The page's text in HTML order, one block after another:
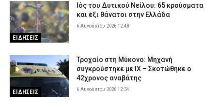
ΕΙΔΗΣΕΙΣ
Ιός του Δυτικού Νείλου: 65 κρούσματα
και έξι θάνατοι στην Ελλάδα
6 Αυγούστου 2026 12:48
ΕΙΔΗΣΕΙΣ
Τροχαίο στη Μύκονο: Μηχανή
συγκρούστηκε με ΙΧ – Σκοτώθηκε ο
42χρονος αναβάτης
6 Αυγούστου 2026 12:34